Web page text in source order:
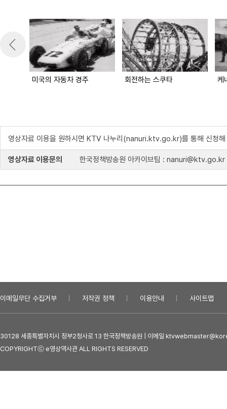
미국의 자동차 경주 회전하는 스쿠타 케
영상자료 이용을 원하시면 KTV 나누리(nanuri.ktv.go.kr)를 통해 신청해
영상자료 이용문의 한국정책방송원 아카이브팀 : nanuri@ktv.go.kr
이메일무단 수집거부 저작권 정책 이용안내 사이트맵
30128 세종특별자치시 정부2청사로 13 한국정책방송원 | 이메일
COPYRIGHTⓒ e영상역사관 ALL RIGHTS RESERVED